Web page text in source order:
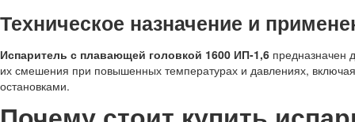
Техническое назначение и
Испаритель с плавающей головкой 1600 ИП-1,6 предназначен
их смешения при повышенных температурах и давлениях,
остановками.